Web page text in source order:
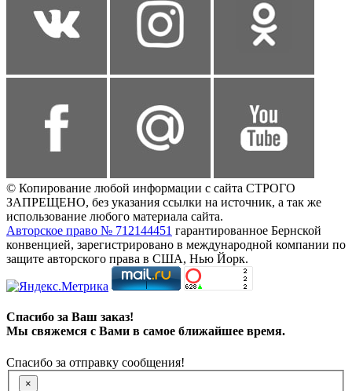
© Копирование любой информации с сайта СТРОГО
ЗАПРЕЩЕНО, без указания ссылки на источник, а так же
использование любого материала сайта.
Авторское право № 712144451 гарантированное Бернской
конвенцией, зарегистрировано в международной компании по
защите авторского права в США, Нью Йорк.
Спасибо за Ваш заказ!
Мы свяжемся с Вами в самое ближайшее время.
Спасибо за отправку сообщения!
×